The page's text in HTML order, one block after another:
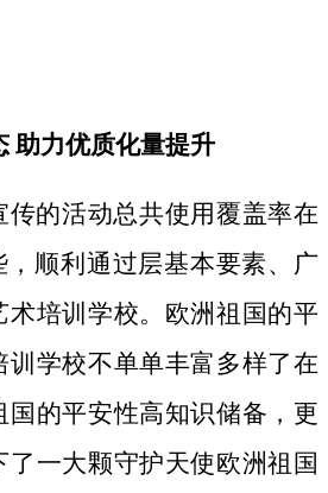
助力优质化量提升
传的活动总共使用覆盖率在
，顺利通过层基本要素、广
术培训学校。欧洲祖国的平
训学校不单单丰富多样了在
国的平安性高知识储备，更
一大颗守护天使欧洲祖国